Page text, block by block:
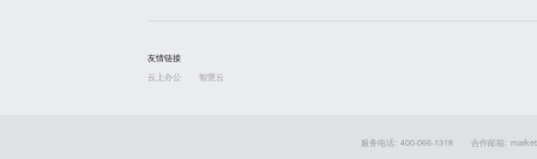
友情链接
云上办公
智慧云
服务电话: 400-066-1318 合作邮箱: